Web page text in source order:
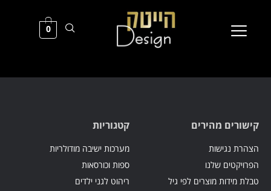
0
קישורים מהירים
הצהרת נגישות
הפרויקטים שלנו
טבלת מידות מוצרים לפי גיל
קטגוריות
מערכות ישיבה מודולריות
ספות וכורסאות
ריהוט לגני ילדים